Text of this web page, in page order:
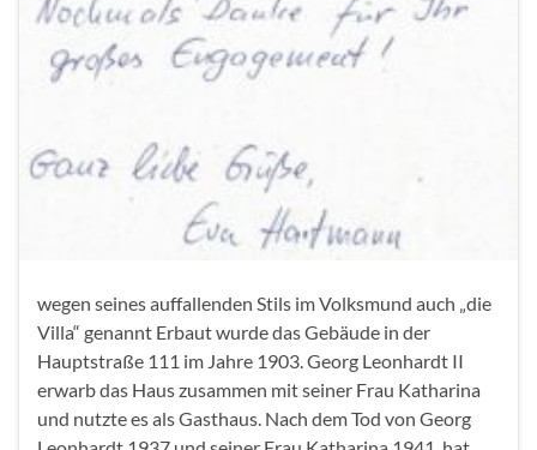
wegen seines auffallenden Stils im Volksmund auch „die
Villa“ genannt Erbaut wurde das Gebäude in der
Hauptstraße 111 im Jahre 1903. Georg Leonhardt II
erwarb das Haus zusammen mit seiner Frau Katharina
und nutzte es als Gasthaus. Nach dem Tod von Georg